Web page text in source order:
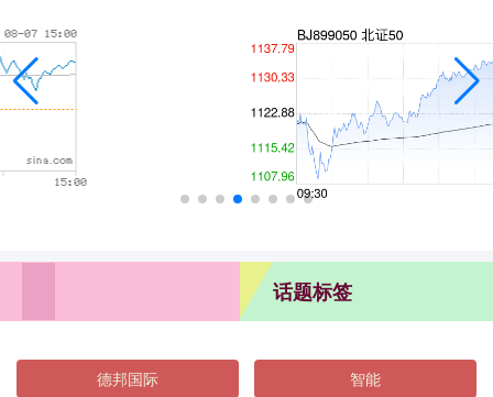
话题标签
德邦国际 智能